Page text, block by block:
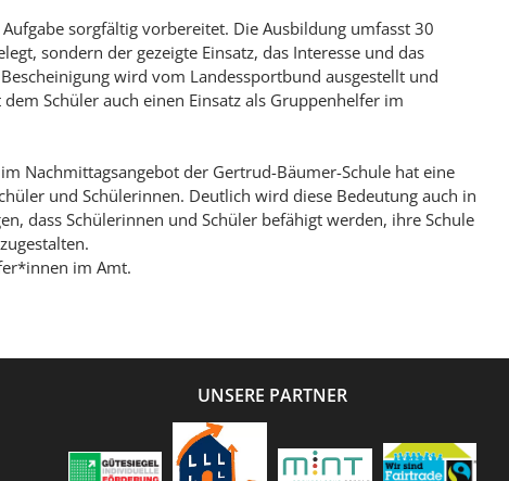
sorgfältig vorbereitet. Die Ausbildung umfasst 30
sondern der gezeigte Einsatz, das Interesse und das
wird vom Landessportbund ausgestellt und
Schüler auch einen Einsatz als Gruppenhelfer im
Nachmittagsangebot der Gertrud-Bäumer-Schule hat eine
und Schülerinnen. Deutlich wird diese Bedeutung auch in
dass Schülerinnen und Schüler befähigt werden, ihre Schule
im Amt.
UNSERE PARTNER